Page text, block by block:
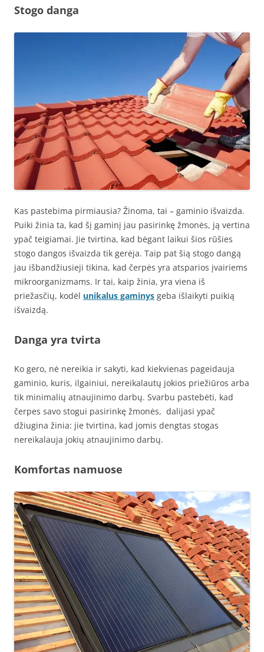
Stogo danga
Kas pastebima pirmiausia? Žinoma, tai – gaminio išvaizda.
Puiki žinia ta, kad šį gaminį jau pasirinkę žmonės, ją vertina
ypač teigiamai. Jie tvirtina, kad bėgant laikui šios rūšies
stogo dangos išvaizda tik gerėja. Taip pat šią stogo dangą
jau išbandžiusieji tikina, kad čerpės yra atsparios įvairiems
mikroorganizmams. Ir tai, kaip žinia, yra viena iš
priežasčių, kodėl unikalus gaminys geba išlaikyti puikią
išvaizdą.
Danga yra tvirta
Ko gero, nė nereikia ir sakyti, kad kiekvienas pageidauja
gaminio, kuris, ilgainiui, nereikalautų jokios priežiūros arba
tik minimalių atnaujinimo darbų. Svarbu pastebėti, kad
čerpes savo stogui pasirinkę žmonės, dalijasi ypač
džiugina žinia: jie tvirtina, kad jomis dengtas stogas
nereikalauja jokių atnaujinimo darbų.
Komfortas namuose